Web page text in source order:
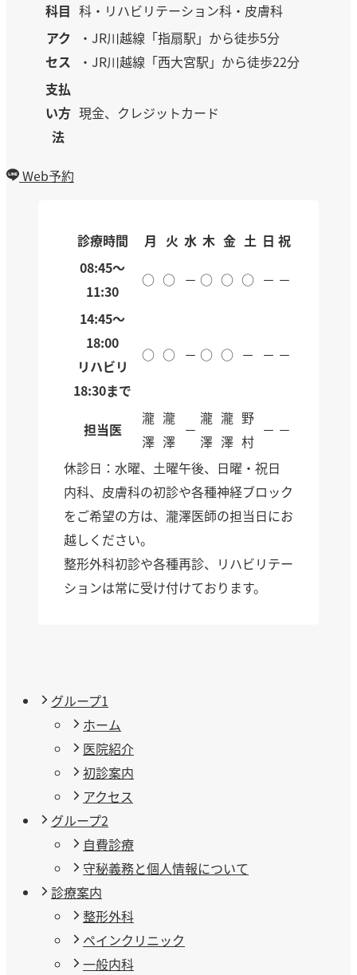
科目 科・リハビリテーション科・皮膚科
アク
セス
・JR川越線「指扇駅」から徒歩5分
・JR川越線「西大宮駅」から徒歩22分
支払
い方
法
現金、クレジットカード
Web予約
診療時間 月 火 水 木 金 土 日 祝
08:45～
11:30
○ ○ － ○ ○ ○ － －
14:45～
18:00
リハビリ
18:30まで
○ ○ － ○ ○ － － －
担当医
瀧
澤
瀧
澤
－
瀧
澤
瀧
澤
野
村
－ －
休診日：水曜、土曜午後、日曜・祝日
内科、皮膚科の初診や各種神経ブロック
をご希望の方は、瀧澤医師の担当日にお
越しください。
整形外科初診や各種再診、リハビリテー
ションは常に受け付けております。
グループ1
ホーム
医院紹介
初診案内
アクセス
グループ2
自費診療
守秘義務と個人情報について
診療案内
整形外科
ペインクリニック
一般内科